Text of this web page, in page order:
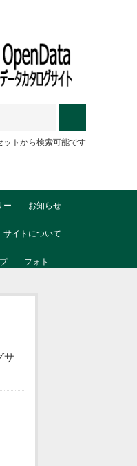
ットから検索可能です
ー お知らせ
サイトについて
フォト
サ